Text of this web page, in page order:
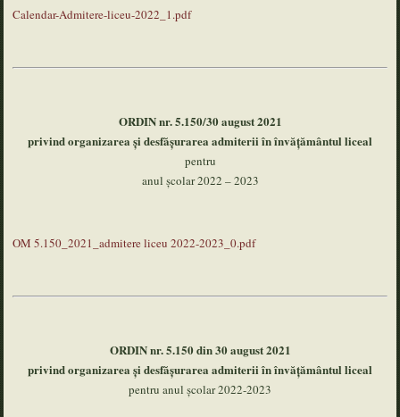
Calendar-Admitere-liceu-2022_1.pdf
ORDIN nr. 5.150/30 august 2021
privind organizarea şi desfăşurarea admiterii în învăţământul liceal
pentru
anul şcolar 2022 – 2023
OM 5.150_2021_admitere liceu 2022-2023_0.pdf
ORDIN nr. 5.150 din 30 august 2021
privind organizarea şi desfăşurarea admiterii în învăţământul liceal
pentru anul şcolar 2022-2023